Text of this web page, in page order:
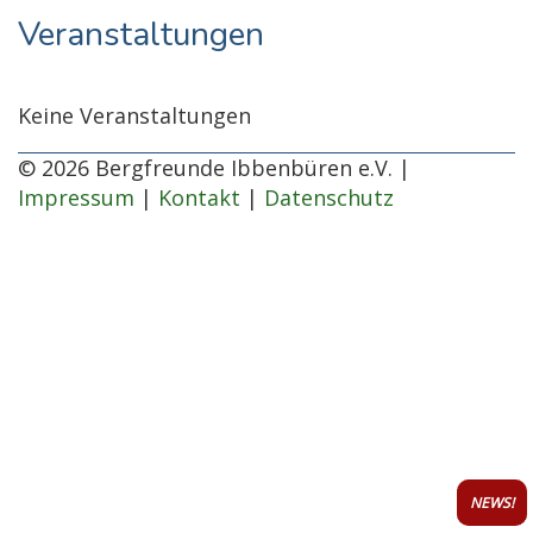
NEWS!
Veranstaltungen
Keine Veranstaltungen
© 2026 Bergfreunde Ibbenbüren e.V. |
Impressum | Kontakt | Datenschutz